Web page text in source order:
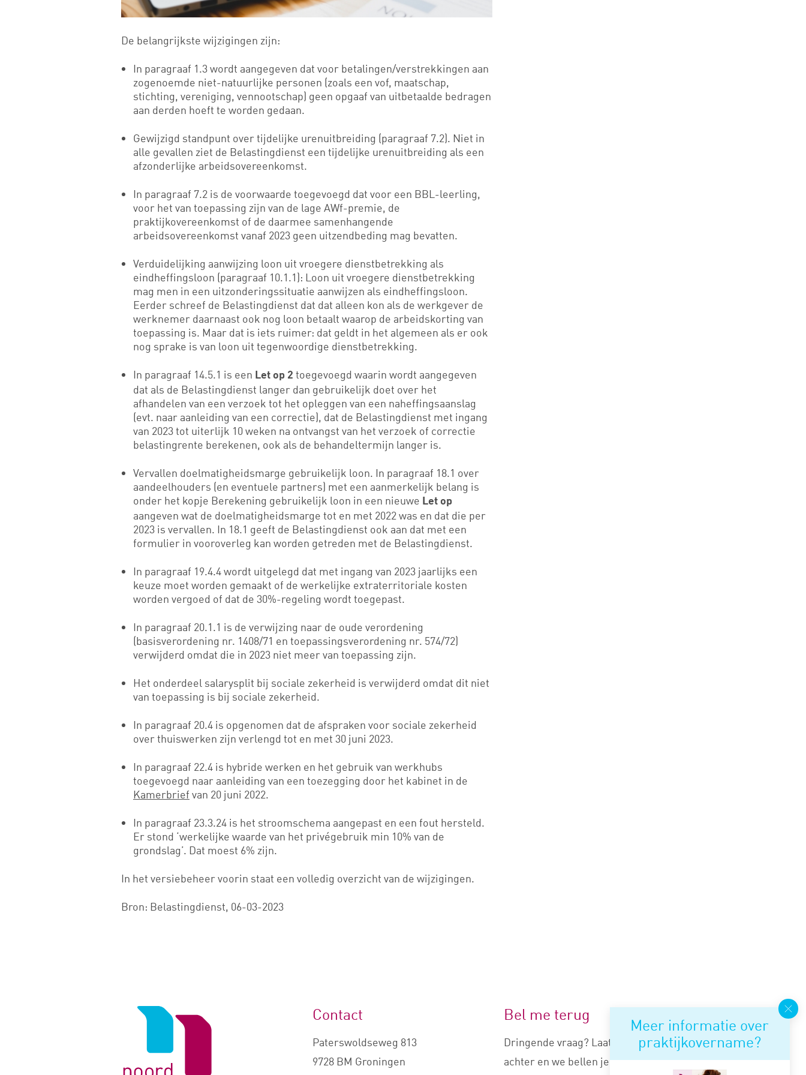
De belangrijkste wijzigingen zijn:
In paragraaf 1.3 wordt aangegeven dat voor betalingen/verstrekkingen aan
zogenoemde niet-natuurlijke personen (zoals een vof, maatschap,
stichting, vereniging, vennootschap) geen opgaaf van uitbetaalde bedragen
aan derden hoeft te worden gedaan.
Gewijzigd standpunt over tijdelijke urenuitbreiding (paragraaf 7.2). Niet in
alle gevallen ziet de Belastingdienst een tijdelijke urenuitbreiding als een
afzonderlijke arbeidsovereenkomst.
In paragraaf 7.2 is de voorwaarde toegevoegd dat voor een BBL-leerling,
voor het van toepassing zijn van de lage AWf-premie, de
praktijkovereenkomst of de daarmee samenhangende
arbeidsovereenkomst vanaf 2023 geen uitzendbeding mag bevatten.
Verduidelijking aanwijzing loon uit vroegere dienstbetrekking als
eindheffingsloon (paragraaf 10.1.1): Loon uit vroegere dienstbetrekking
mag men in een uitzonderingssituatie aanwijzen als eindheffingsloon.
Eerder schreef de Belastingdienst dat dat alleen kon als de werkgever de
werknemer daarnaast ook nog loon betaalt waarop de arbeidskorting van
toepassing is. Maar dat is iets ruimer: dat geldt in het algemeen als er ook
nog sprake is van loon uit tegenwoordige dienstbetrekking.
In paragraaf 14.5.1 is een Let op 2 toegevoegd waarin wordt aangegeven
dat als de Belastingdienst langer dan gebruikelijk doet over het
afhandelen van een verzoek tot het opleggen van een naheffingsaanslag
(evt. naar aanleiding van een correctie), dat de Belastingdienst met ingang
van 2023 tot uiterlijk 10 weken na ontvangst van het verzoek of correctie
belastingrente berekenen, ook als de behandeltermijn langer is.
Vervallen doelmatigheidsmarge gebruikelijk loon. In paragraaf 18.1 over
aandeelhouders (en eventuele partners) met een aanmerkelijk belang is
onder het kopje Berekening gebruikelijk loon in een nieuwe Let op
aangeven wat de doelmatigheidsmarge tot en met 2022 was en dat die per
2023 is vervallen. In 18.1 geeft de Belastingdienst ook aan dat met een
formulier in vooroverleg kan worden getreden met de Belastingdienst.
In paragraaf 19.4.4 wordt uitgelegd dat met ingang van 2023 jaarlijks een
keuze moet worden gemaakt of de werkelijke extraterritoriale kosten
worden vergoed of dat de 30%-regeling wordt toegepast.
In paragraaf 20.1.1 is de verwijzing naar de oude verordening
(basisverordening nr. 1408/71 en toepassingsverordening nr. 574/72)
verwijderd omdat die in 2023 niet meer van toepassing zijn.
Het onderdeel salarysplit bij sociale zekerheid is verwijderd omdat dit niet
van toepassing is bij sociale zekerheid.
In paragraaf 20.4 is opgenomen dat de afspraken voor sociale zekerheid
over thuiswerken zijn verlengd tot en met 30 juni 2023.
In paragraaf 22.4 is hybride werken en het gebruik van werkhubs
toegevoegd naar aanleiding van een toezegging door het kabinet in de
Kamerbrief van 20 juni 2022.
In paragraaf 23.3.24 is het stroomschema aangepast en een fout hersteld.
Er stond ‘werkelijke waarde van het privégebruik min 10% van de
grondslag’. Dat moest 6% zijn.
In het versiebeheer voorin staat een volledig overzicht van de wijzigingen.
Bron: Belastingdienst, 06-03-2023
Meer informatie over
praktijkovername?
Logo
Contact
Paterswoldseweg 813
9728 BM Groningen
Bel me terug
Dringende vraag? Laat je nummer
achter en we bellen je snel terug.